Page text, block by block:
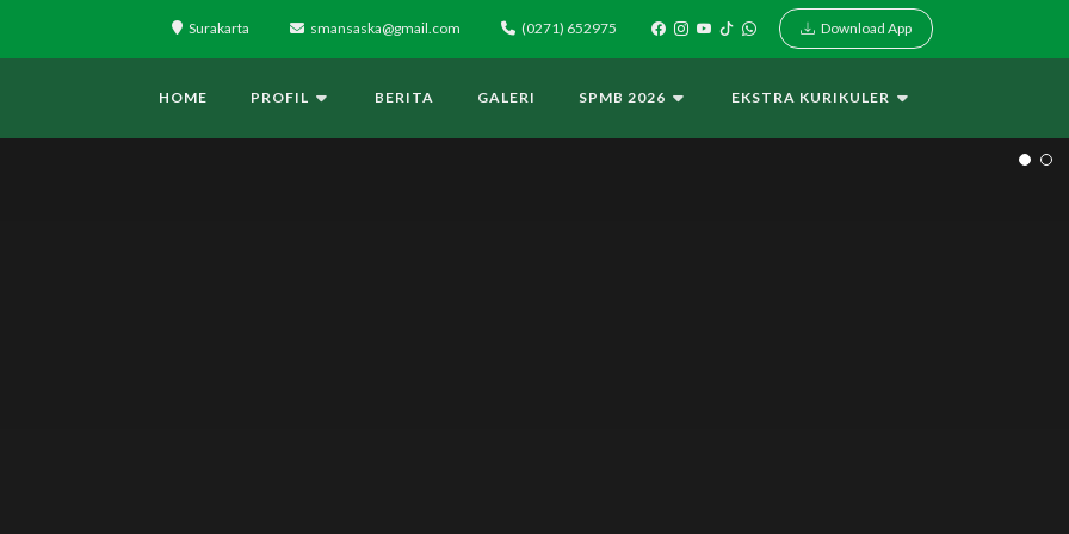
Surakarta smansaska@gmail.com (0271) 652975 Download App
HOME PROFIL BERITA GALERI SPMB 2026 EKSTRA KURIKULER